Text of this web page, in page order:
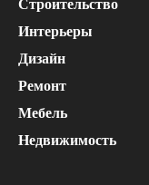
Строительство
Интерьеры
Дизайн
Ремонт
Мебель
Недвижимость